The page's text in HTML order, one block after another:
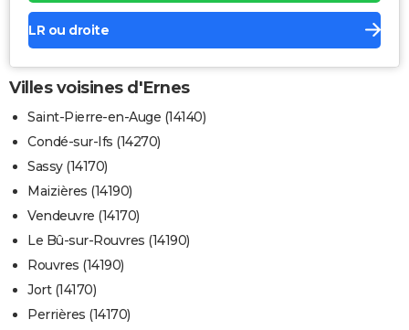
LR ou droite
Villes voisines d'Ernes
Saint-Pierre-en-Auge (14140)
Condé-sur-Ifs (14270)
Sassy (14170)
Maizières (14190)
Vendeuvre (14170)
Le Bû-sur-Rouvres (14190)
Rouvres (14190)
Jort (14170)
Perrières (14170)